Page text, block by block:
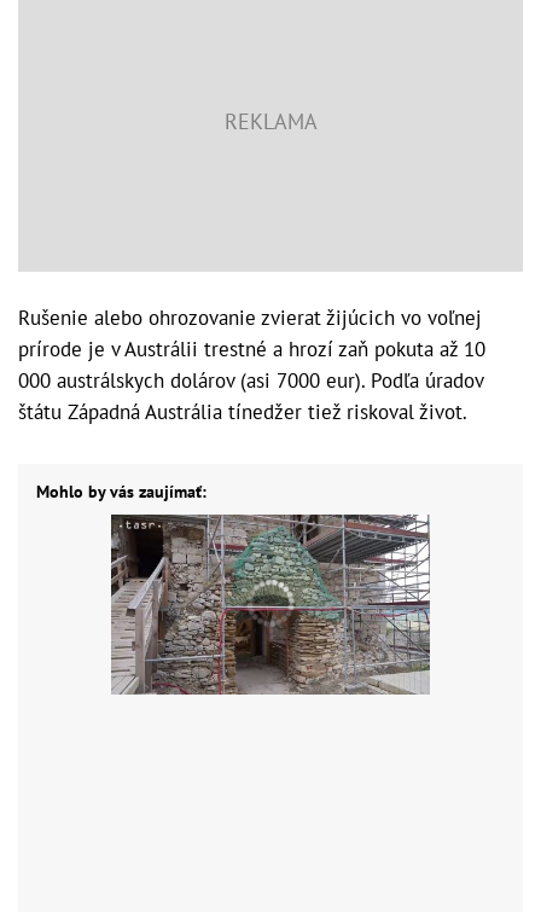
Rušenie alebo ohrozovanie zvierat žijúcich vo voľnej
prírode je v Austrálii trestné a hrozí zaň pokuta až 10
000 austrálskych dolárov (asi 7000 eur). Podľa úradov
štátu Západná Austrália tínedžer tiež riskoval život.
Mohlo by vás zaujímať: